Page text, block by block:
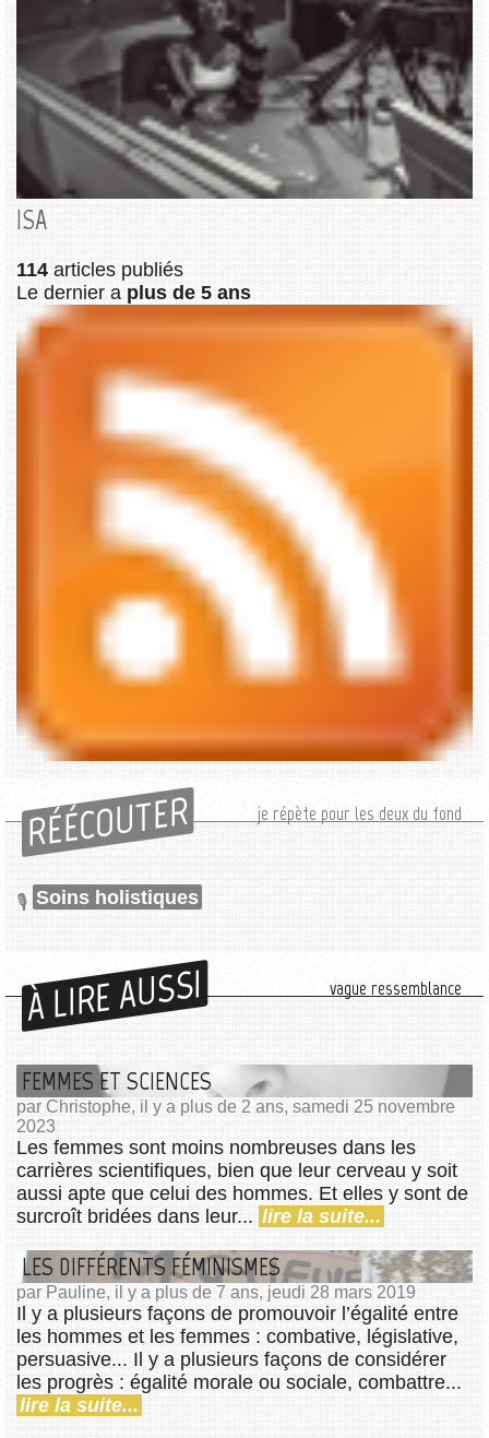
ISA
114 articles publiés
Le dernier a plus de 5 ans
RÉÉCOUTER je répète pour les deux du fond
Soins holistiques
À LIRE AUSSI vague ressemblance
FEMMES ET SCIENCES
par Christophe, il y a plus de 2 ans, samedi 25 novembre
2023
Les femmes sont moins nombreuses dans les
carrières scientifiques, bien que leur cerveau y soit
aussi apte que celui des hommes. Et elles y sont de
surcroît bridées dans leur... lire la suite...
LES DIFFÉRENTS FÉMINISMES
par Pauline, il y a plus de 7 ans, jeudi 28 mars 2019
Il y a plusieurs façons de promouvoir l’égalité entre
les hommes et les femmes : combative, législative,
persuasive... Il y a plusieurs façons de considérer
les progrès : égalité morale ou sociale, combattre...
lire la suite...